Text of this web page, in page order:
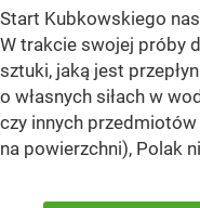
Start Kubkowskiego
W trakcie swojej próby
sztuki, jaką jest
o własnych siłach w
czy innych
na powierzchni), Polak